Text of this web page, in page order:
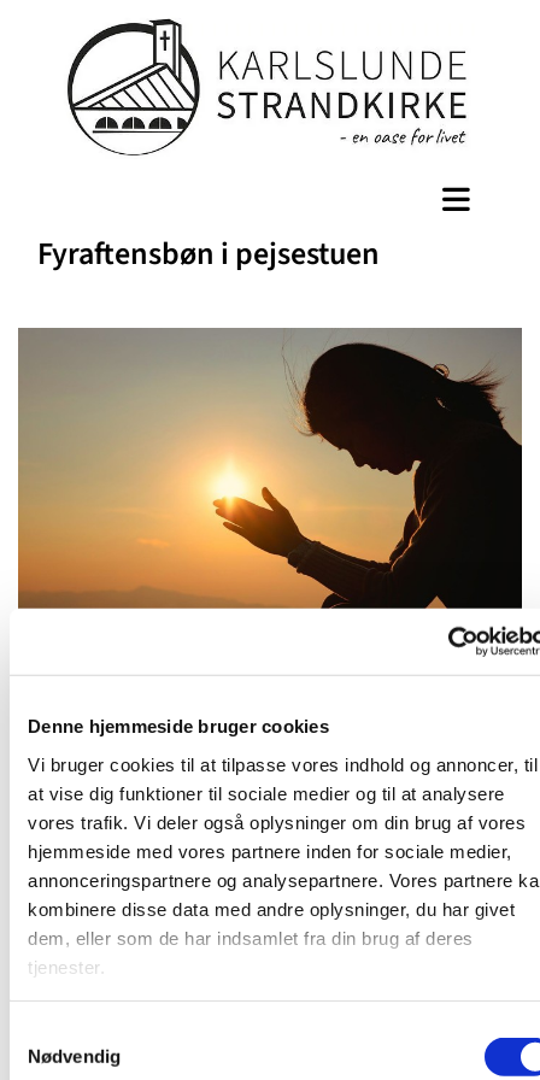
Denne hjemmeside bruger cookies
Vi bruger cookies til at tilpasse vores indhold og annoncer, til
at vise dig funktioner til sociale medier og til at analysere
vores trafik. Vi deler også oplysninger om din brug af vores
hjemmeside med vores partnere inden for sociale medier,
annonceringspartnere og analysepartnere. Vores partnere
kombinere disse data med andre oplysninger, du har givet
dem, eller som de har indsamlet fra din brug af deres
tjenester.
Nødvendig
Fyraftensbøn i pejsestuen
Tirsdag 23. februar 2027, kl. 16:30
Kom og vær med til at bede for kirken, for samfundet og
alt, hvad vi finder tilskyndelse til - i et lille fællesskab. Vi
mødes i pejsestuen.
Du vil måske også kunne lide...